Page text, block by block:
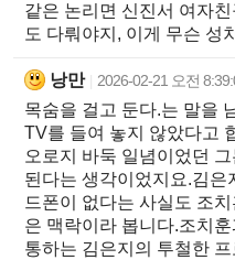
같은 논리면 신진서 여자
도 다뤄야지, 이게 무슨 성
낭만 2026-02-21 오전
목숨을 걸고 둔다.는 말을
TV를 들여 놓지 않았다고
오로지 바둑 일념이었던
된다는 생각이었지요.김은
드폰이 없다는 사실도 조
은 맥락이라 봅니다.조치훈
통하는 김은지의 투철한